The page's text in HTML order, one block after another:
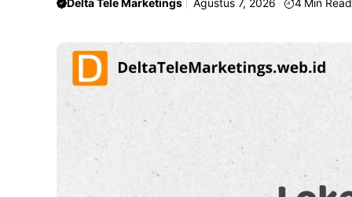
Delta Tele Marketings Agustus 7, 2026 4 Min Read